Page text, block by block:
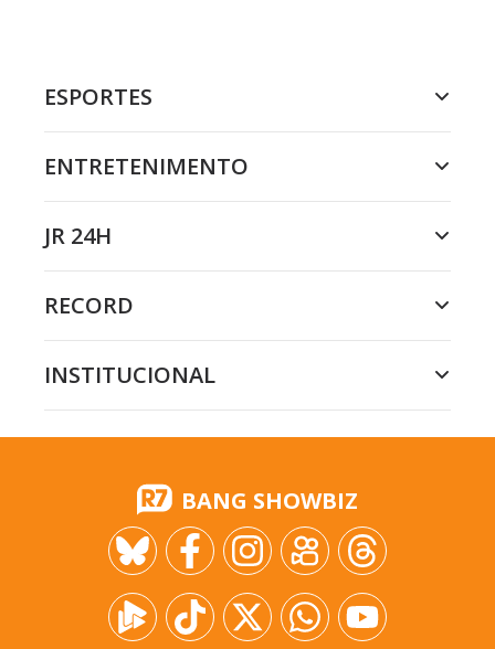
ESPORTES
ENTRETENIMENTO
JR 24H
RECORD
INSTITUCIONAL
BANG SHOWBIZ